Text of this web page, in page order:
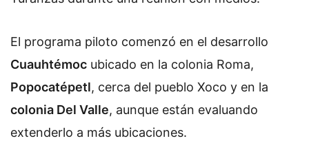
El programa piloto comenzó en el desarrollo
Cuauhtémoc ubicado en la colonia Roma,
Popocatépetl, cerca del pueblo Xoco y en la
colonia Del Valle, aunque están evaluando
extenderlo a más ubicaciones.